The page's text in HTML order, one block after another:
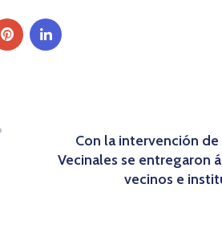
Con la intervención de
Vecinales se entregaron
vecinos e